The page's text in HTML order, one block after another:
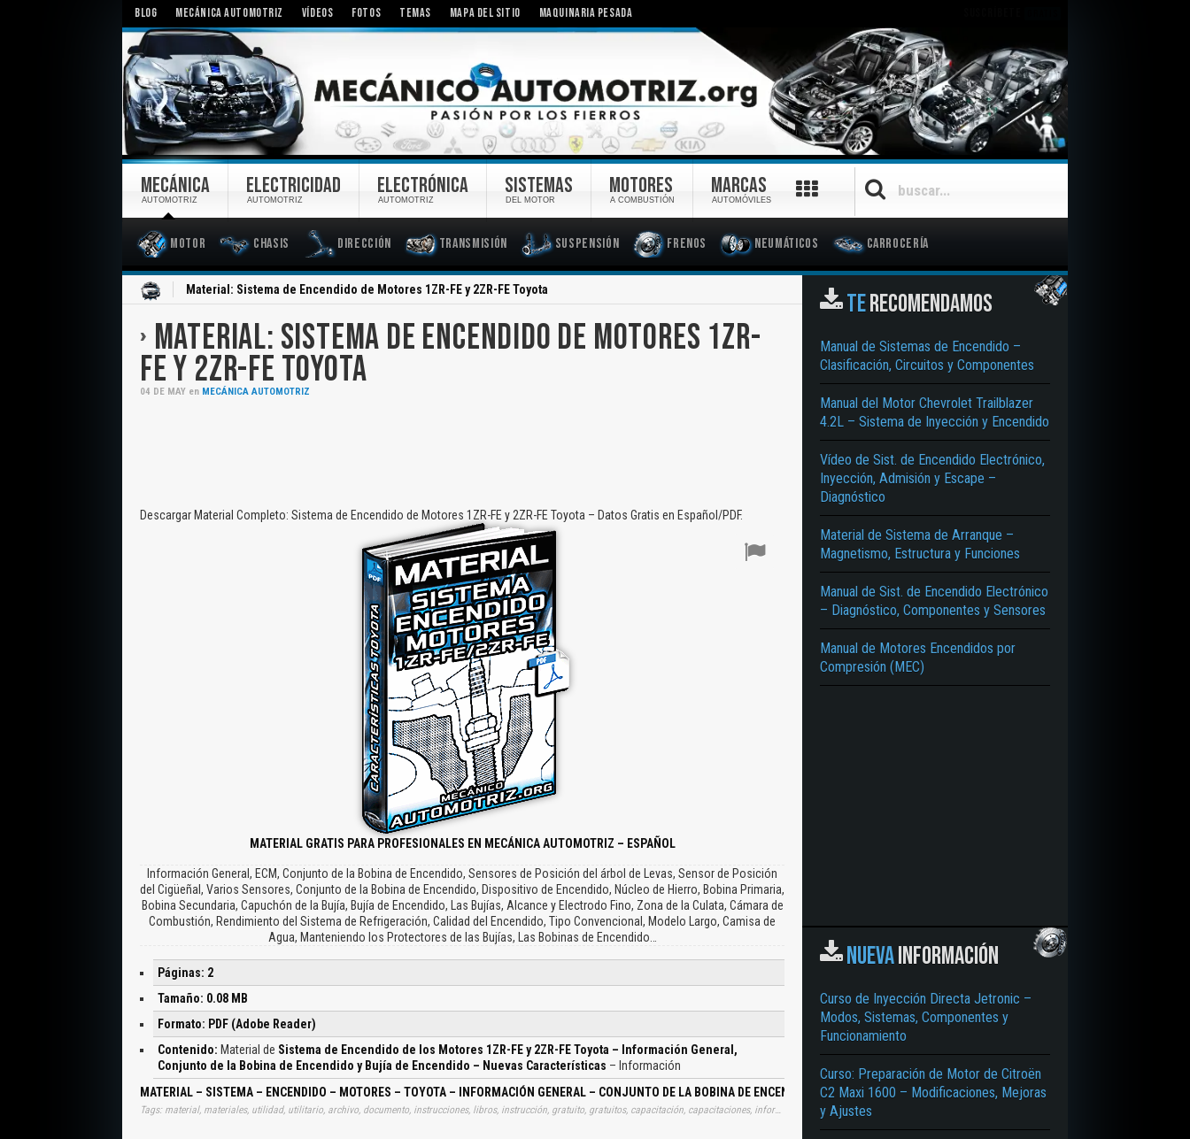
BLOG MECÁNICA AUTOMOTRIZ VÍDEOS FOTOS TEMAS MAPA DEL SITIO MAQUINARIA PESADA
MECÁNICA
AUTOMOTRIZ
Motor Chasis Dirección Transmisión Suspensión Frenos Neumáticos Carrocería
ELECTRICIDAD
AUTOMOTRIZ
ELECTRÓNICA
AUTOMOTRIZ
SISTEMAS
DEL MOTOR
MOTORES
A COMBUSTIÓN
MARCAS
AUTOMÓVILES
Material: Sistema de Encendido de Motores 1ZR-FE y 2ZR-FE Toyota
MATERIAL: SISTEMA DE ENCENDIDO DE MOTORES 1ZR-
FE Y 2ZR-FE TOYOTA
04 DE MAY en MECÁNICA AUTOMOTRIZ
Descargar Material Completo: Sistema de Encendido de Motores 1ZR-FE y 2ZR-FE Toyota – Datos Gratis en Español/PDF.
MATERIAL GRATIS PARA PROFESIONALES EN MECÁNICA AUTOMOTRIZ – ESPAÑOL
Información General, ECM, Conjunto de la Bobina de Encendido, Sensores de Posición del árbol de Levas, Sensor de Posición
del Cigüeñal, Varios Sensores, Conjunto de la Bobina de Encendido, Dispositivo de Encendido, Núcleo de Hierro, Bobina Primaria,
Bobina Secundaria, Capuchón de la Bujía, Bujía de Encendido, Las Bujías, Alcance y Electrodo Fino, Zona de la Culata, Cámara de
Combustión, Rendimiento del Sistema de Refrigeración, Calidad del Encendido, Tipo Convencional, Modelo Largo, Camisa de
Agua, Manteniendo los Protectores de las Bujías, Las Bobinas de Encendido…
Páginas: 2
Tamaño: 0.08 MB
Formato: PDF (Adobe Reader)
Contenido: Material de Sistema de Encendido de los Motores 1ZR-FE y 2ZR-FE Toyota – Información General,
Conjunto de la Bobina de Encendido y Bujía de Encendido – Nuevas Características – Información
MATERIAL – SISTEMA – ENCENDIDO – MOTORES – TOYOTA – INFORMACIÓN GENERAL – CONJUNTO DE LA BOBINA DE ENCENDIDO – BUJÍA – NUEVAS CARACTERÍSTICAS
Tags: material, materiales, utilidad, utilitario, archivo, documento, instrucciones, libros, instrucción, gratuito, gratuitos, capacitación, capacitaciones, información, datos, gratis, descargar, sistemas, encendidos, arranques, caracteristicas, toyotas, descripciones, aprender, descargas
TERECOMENDAMOS
Manual de Sistemas de Encendido –
Clasificación, Circuitos y Componentes
Manual del Motor Chevrolet Trailblazer
4.2L – Sistema de Inyección y Encendido
Vídeo de Sist. de Encendido Electrónico,
Inyección, Admisión y Escape –
Diagnóstico
Material de Sistema de Arranque –
Magnetismo, Estructura y Funciones
Manual de Sist. de Encendido Electrónico
– Diagnóstico, Componentes y Sensores
Manual de Motores Encendidos por
Compresión (MEC)
NUEVAINFORMACIÓN
Curso de Inyección Directa Jetronic –
Modos, Sistemas, Componentes y
Funcionamiento
Curso: Preparación de Motor de Citroën
C2 Maxi 1600 – Modificaciones, Mejoras
y Ajustes